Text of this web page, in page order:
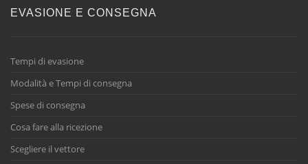
EVASIONE E CONSEGNA
Tempi di evasione
Modalità e Tempi di consegna
Spese di consegna
Cosa fare alla ricezione
Scegliere il vettore